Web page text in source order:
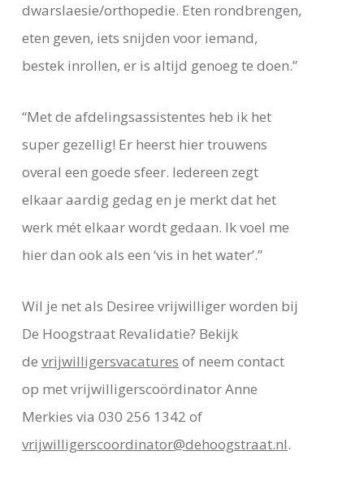
dwarslaesie/orthopedie. Eten rondbrengen,
eten geven, iets snijden voor iemand,
bestek inrollen, er is altijd genoeg te doen.”
“Met de afdelingsassistentes heb ik het
super gezellig! Er heerst hier trouwens
overal een goede sfeer. Iedereen zegt
elkaar aardig gedag en je merkt dat het
werk mét elkaar wordt gedaan. Ik voel me
hier dan ook als een ‘vis in het water’.”
Wil je net als Desiree vrijwilliger worden bij
De Hoogstraat Revalidatie? Bekijk
de vrijwilligersvacatures of neem contact
op met vrijwilligerscoördinator Anne
Merkies via 030 256 1342 of
vrijwilligerscoordinator@dehoogstraat.nl.